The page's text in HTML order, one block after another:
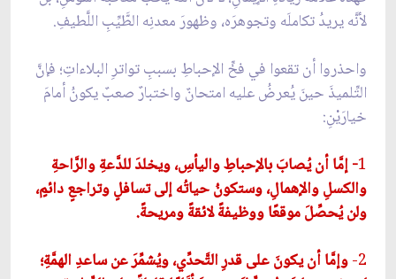
لأنَّه يريدُ تكاملَه وتجوهرَه، وظهورَ معدنِه الطَّيِّبِ اللَّطيفِ.
واحذروا أن تقعوا في فخِّ الإحباطِ بسببِ تواترِ البلاءاتِ؛ فإنَّ
التِّلميذَ حينَ يُعرضُ عليه امتحانٌ واختبارٌ صعبٌ يكونُ أمامَ
خيارَيْنِ:
1- إمَّا أن يُصابَ بالإحباطِ واليأسِ، ويخلدَ للدَّعةِ والرَّاحةِ
والكسلِ والإهمالِ، وستكونُ حياتُه إلى تسافلٍ وتراجعٍ دائمٍ،
ولن يُحصِّلَ موقعًا ووظيفةً لائقةً ومريحةً.
2- وإمَّا أن يكونَ على قدرِ التَّحدِّي، ويُشمِّرَ عن ساعدِ الهمَّةِ؛